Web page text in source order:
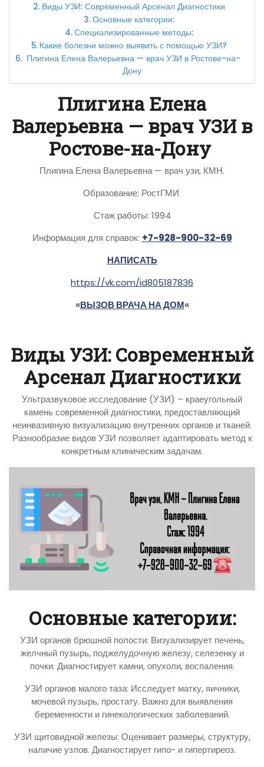
Виды УЗИ: Современный Арсенал Диагностики
Основные категории:
Специализированные методы:
Какие болезни можно выявить с помощью УЗИ?
Плигина Елена Валерьевна — врач УЗИ в Ростове-на-
Дону
Плигина Елена
Валерьевна — врач УЗИ в
Ростове-на-Дону
Плигина Елена Валерьевна — врач узи, КМН.
Образование: РостГМИ
Стаж работы: 1994
Информация для справок: +7-928-900-32-69
НАПИСАТЬ
https://vk.com/id805187836
«ВЫЗОВ ВРАЧА НА ДОМ«
Виды УЗИ: Современный
Арсенал Диагностики
Ультразвуковое исследование (УЗИ) – краеугольный
камень современной диагностики, предоставляющий
неинвазивную визуализацию внутренних органов и тканей.
Разнообразие видов УЗИ позволяет адаптировать метод к
конкретным клиническим задачам.
Основные категории:
УЗИ органов брюшной полости: Визуализирует печень,
желчный пузырь, поджелудочную железу, селезенку и
почки. Диагностирует камни, опухоли, воспаления.
УЗИ органов малого таза: Исследует матку, яичники,
мочевой пузырь, простату. Важно для выявления
беременности и гинекологических заболеваний.
УЗИ щитовидной железы: Оценивает размеры, структуру,
наличие узлов. Диагностирует гипо- и гипертиреоз.